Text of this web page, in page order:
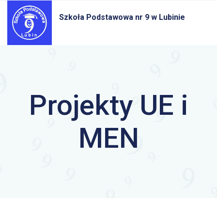
Szkoła Podstawowa nr 9 w Lubinie
Projekty UE i
MEN